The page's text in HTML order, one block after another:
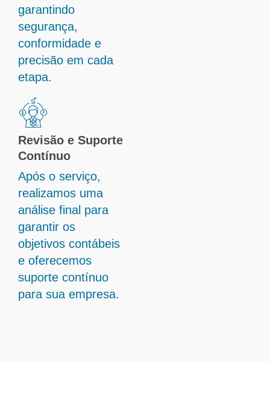
garantindo
segurança,
conformidade e
precisão em cada
etapa.
Revisão e Suporte
Contínuo
Após o serviço,
realizamos uma
análise final para
garantir os
objetivos contábeis
e oferecemos
suporte contínuo
para sua empresa.